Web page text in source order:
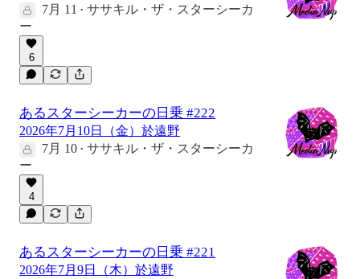
7月 11 • ササキル・ザ・スターシーカ
ー
6
あるスターシーカーの日乗 #222
2026年7月10日（金）於遠野
7月 10 • ササキル・ザ・スターシーカ
ー
4
あるスターシーカーの日乗 #221
2026年7月9日（木）於遠野